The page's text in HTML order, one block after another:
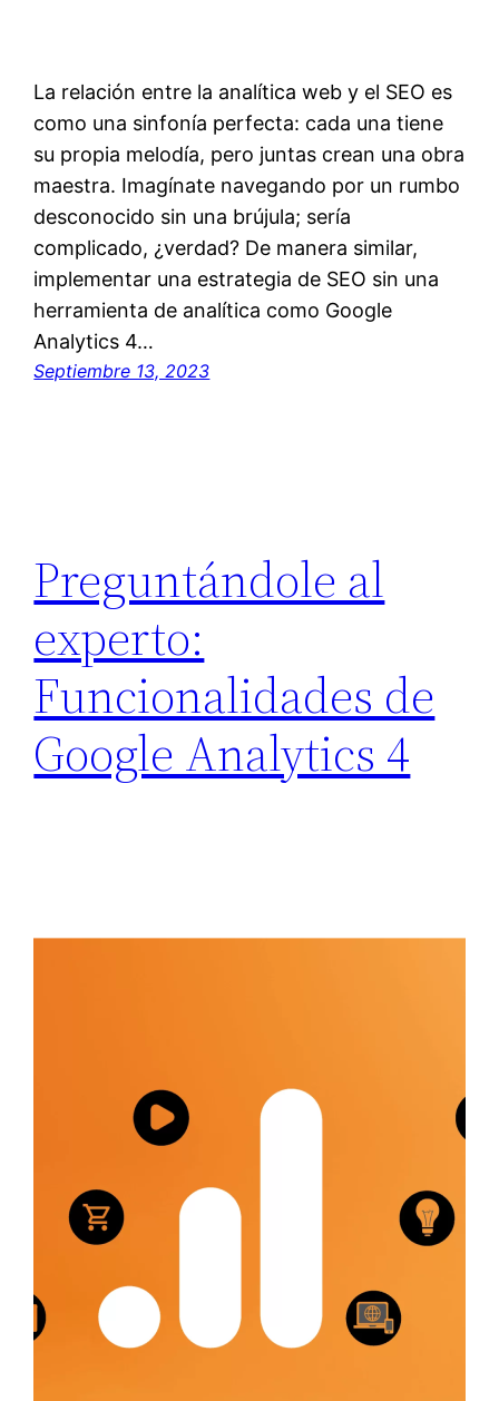
La relación entre la analítica web y el SEO es
como una sinfonía perfecta: cada una tiene
su propia melodía, pero juntas crean una obra
maestra. Imagínate navegando por un rumbo
desconocido sin una brújula; sería
complicado, ¿verdad? De manera similar,
implementar una estrategia de SEO sin una
herramienta de analítica como Google
Analytics 4…
Septiembre 13, 2023
Preguntándole al
experto:
Funcionalidades de
Google Analytics 4